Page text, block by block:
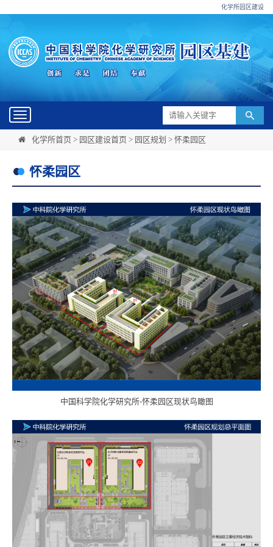
化学所园区建设
Toggle
navigation
化学所首页 > 园区建设首页 > 园区规划 > 怀柔园区
怀柔园区
中国科学院化学研究所-怀柔园区现状鸟瞰图